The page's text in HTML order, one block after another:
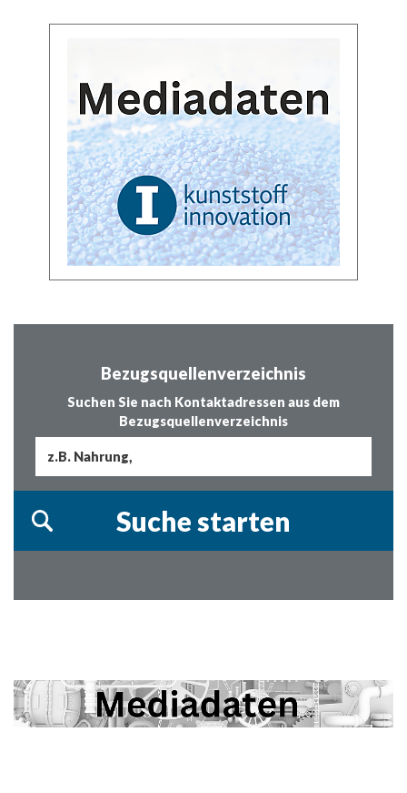
Bezugsquellenverzeichnis
Suchen Sie nach Kontaktadressen aus dem
Bezugsquellenverzeichnis